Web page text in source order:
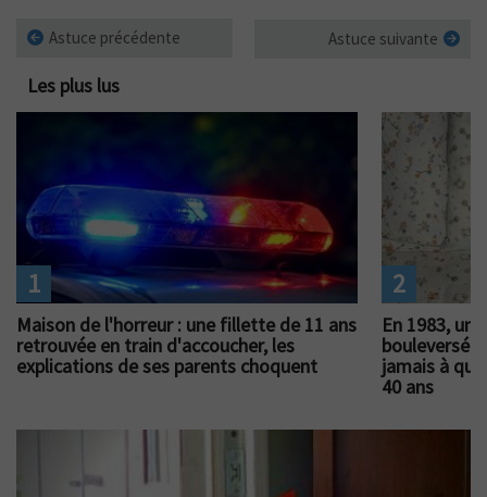
Astuce précédente Astuce suivante
Les plus lus
Maison de l'horreur : une fillette de 11 ans
retrouvée en train d'accoucher, les
explications de ses parents choquent
1
En 1983, un
bouleversé
jamais à
40 ans
2